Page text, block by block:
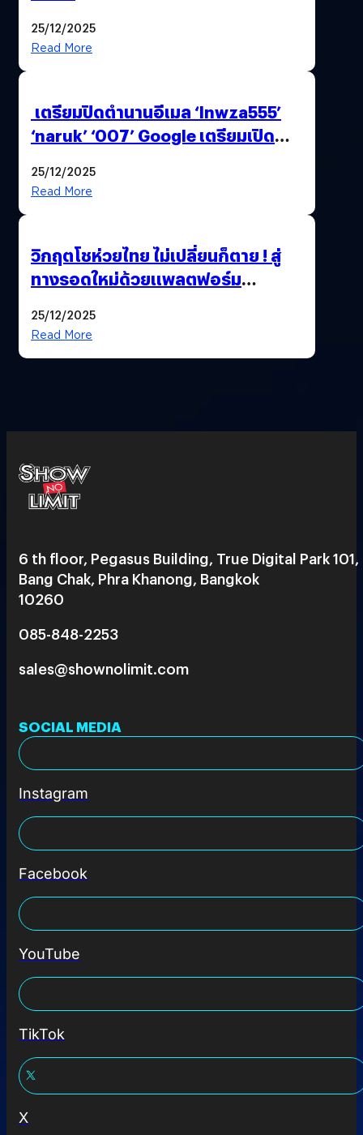
25/12/2025
Read More
เตรียมปิดตำนานอีเมล ‘lnwza555’
‘naruk’ ‘007’ Google เตรียมเปิด
25/12/2025
Read More
วิกฤตโชห่วยไทย ไม่เปลี่ยนก็ตาย ! สู่
ทางรอดใหม่ด้วยแพลตฟอร์ม
25/12/2025
Read More
6 th floor, Pegasus Building, True Digital Park 101,
Bang Chak, Phra Khanong, Bangkok
10260
085-848-2253
sales@shownolimit.com
SOCIAL MEDIA
Instagram
Facebook
YouTube
TikTok
X